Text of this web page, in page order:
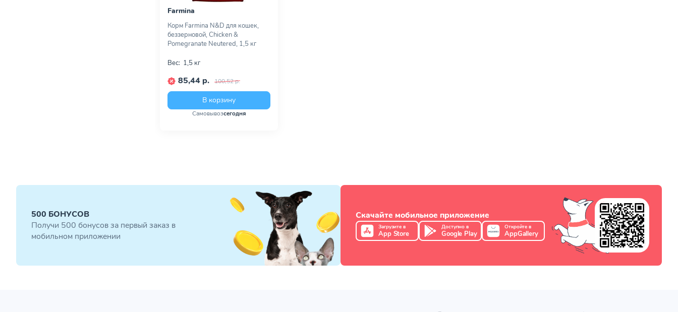
Farmina
Корм Farmina N&D для кошек,
беззерновой, Chicken &
Pomegranate Neutered, 1,5 кг
Вес: 1,5 кг
85,44 р. 100,52 р.
В корзину
Самовывозсегодня
500 БОНУСОВ
Получи 500 бонусов за первый заказ в
мобильном приложении
Скачайте мобильное приложение
Загрузите в
App Store
Доступно в
Google Play
Откройте в
AppGallery